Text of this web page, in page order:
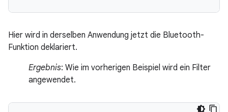
Hier wird in derselben Anwendung jetzt die Bluetooth-
Funktion deklariert.
Ergebnis: Wie im vorherigen Beispiel wird ein Filter
angewendet.